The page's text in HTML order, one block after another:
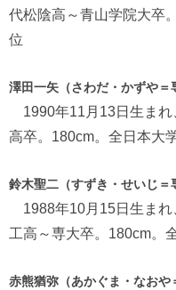
代松陰高～青山学院大卒
位
澤田一矢（さわだ・かずや＝
1990年11月13日生まれ
高卒。180cm。全日本大
鈴木聖二（すずき・せいじ＝
1988年10月15日生まれ
工高～専大卒。180cm。
赤熊猶弥（あかぐま・なおや